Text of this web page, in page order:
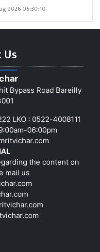
2026 05:30:10
Bypass Road Bareilly
LKO : 0522-4008111
06:00pm
the content on
mail us